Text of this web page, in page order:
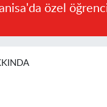
özel